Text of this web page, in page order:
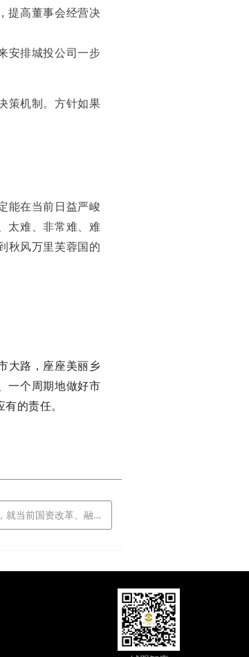
提高董事会经营决
安排城投公司一步
策机制。方针如果
能在当前日益严峻
太难、非常难、难
秋风万里芙蓉国的
大路，座座美丽乡
一个周期地做好市
的责任。
台转型、集团管控等相关问题进行交流探讨